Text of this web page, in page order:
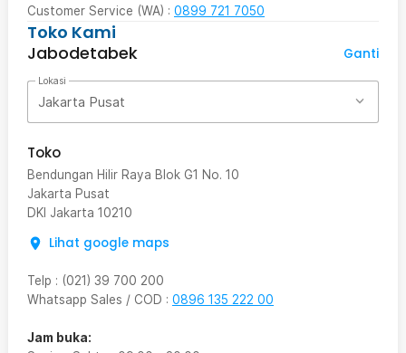
Customer Service (WA) : 0899 721 7050
Toko Kami
Jabodetabek
Ganti
Lokasi
Jakarta Pusat
Toko
Bendungan Hilir Raya Blok G1 No. 10
Jakarta Pusat
DKI Jakarta 10210
Lihat google maps
Telp : (021) 39 700 200
Whatsapp Sales / COD : 0896 135 222 00
Jam buka: